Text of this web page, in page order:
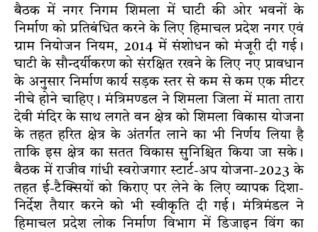
बैठक में नगर निगम शिमला में घाटी की ओर भवनों के
निर्माण को प्रतिबंधित करने के लिए हिमाचल प्रदेश नगर एवं
ग्राम नियोजन नियम, 2014 में संशोधन को मंजूरी दी गई।
घाटी के सौन्दर्यीकरण को संरक्षित रखने के लिए नए प्रावधान
के अनुसार निर्माण कार्य सड़क स्तर से कम से कम एक मीटर
नीचे होने चाहिए। मंत्रिमण्डल ने शिमला जिला में माता तारा
देवी मंदिर के साथ लगते वन क्षेत्र को शिमला विकास योजना
के तहत हरित क्षेत्र के अंतर्गत लाने का भी निर्णय लिया है
ताकि इस क्षेत्र का सतत विकास सुनिश्चित किया जा सके।
बैठक में राजीव गांधी स्वरोजगार स्टार्ट-अप योजना-2023 के
तहत ई-टैक्सियों को किराए पर लेने के लिए व्यापक दिशा-
निर्देश तैयार करने को भी स्वीकृति दी गई। मंत्रिमंडल ने
हिमाचल प्रदेश लोक निर्माण विभाग में डिजाइन विंग का